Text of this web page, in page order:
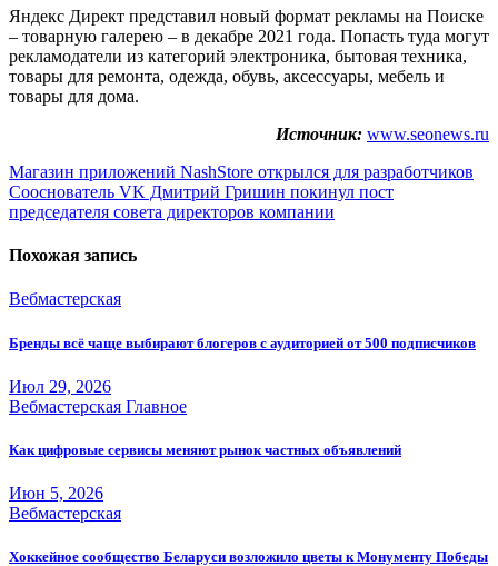
Яндекс Директ представил новый формат рекламы на Поиске
– товарную галерею – в декабре 2021 года. Попасть туда могут
рекламодатели из категорий электроника, бытовая техника,
товары для ремонта, одежда, обувь, аксессуары, мебель и
товары для дома.
Источник: www.seonews.ru
Навигация
по
Магазин приложений NashStore открылся для разработчиков
Сооснователь VK Дмитрий Гришин покинул пост
председателя совета директоров компании
Похожая запись
Вебмастерская
Бренды всё чаще выбирают блогеров с аудиторией от 500 подписчиков
Июл 29, 2026
Вебмастерская Главное
Как цифровые сервисы меняют рынок частных объявлений
Июн 5, 2026
Вебмастерская
Хоккейное сообщество Беларуси возложило цветы к Монументу Победы